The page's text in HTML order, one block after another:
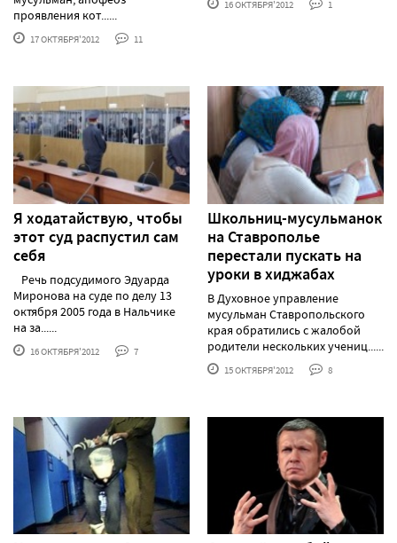
проявления кот......
17 ОКТЯБРЯ'2012 11
16 ОКТЯБРЯ'2012 1
Я ходатайствую, чтобы
этот суд распустил сам
себя
Речь подсудимого Эдуарда
Миронова на суде по делу 13
октября 2005 года в Нальчике
на за......
16 ОКТЯБРЯ'2012 7
Школьниц-мусульманок
на Ставрополье
перестали пускать на
уроки в хиджабах
В Духовное управление
мусульман Ставропольского
края обратились с жалобой
родители нескольких учениц......
15 ОКТЯБРЯ'2012 8